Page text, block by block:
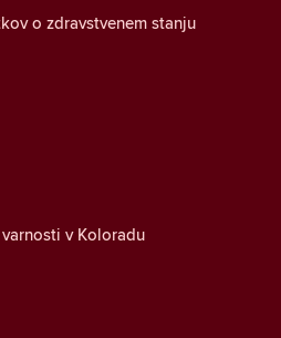
o zdravstvenem stanju
v Koloradu